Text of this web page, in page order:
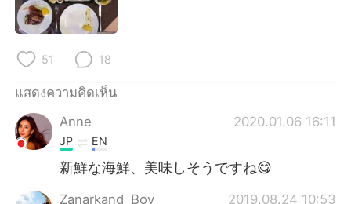
Português
51 18
แสดงความคิดเห็น
Anne
2020.01.06 16:11
JP EN
新鮮な海鮮、美味しそうですね😋
Zanarkand_Boy 2019.08.24 10:53